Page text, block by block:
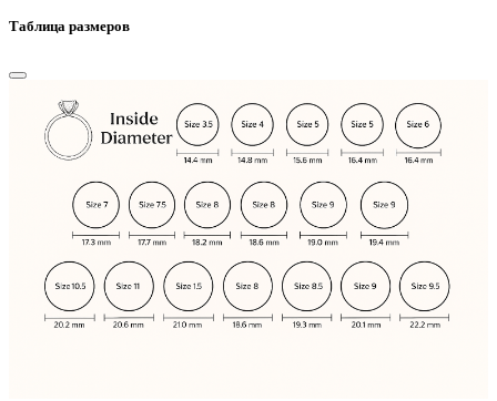
Таблица размеров